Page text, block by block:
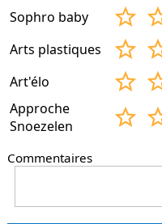
Sophro baby
Arts plastiques
Art'élo
Approche
Snoezelen
Commentaires